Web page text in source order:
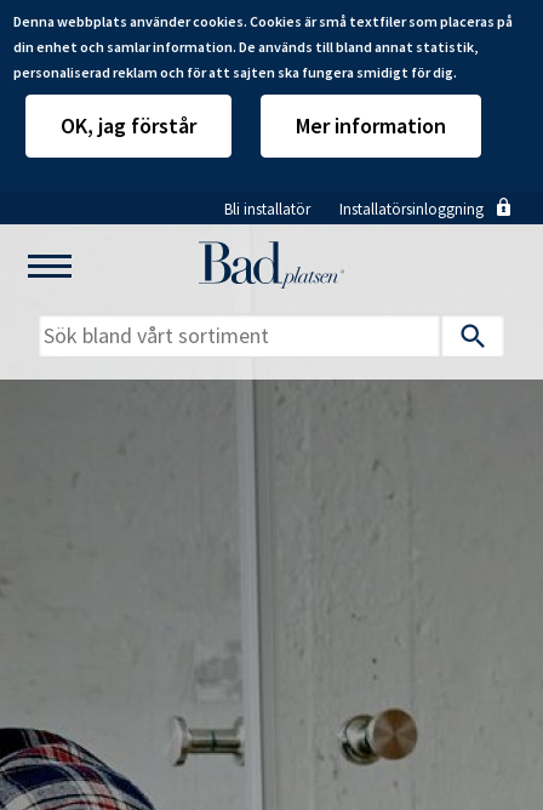
Denna webbplats använder cookies. Cookies är små textfiler som placeras på
din enhet och samlar information. De används till bland annat statistik,
personaliserad reklam och för att sajten ska fungera smidigt för dig.
OK, jag förstår Mer information
till
huvudinnehåll
Bli installatör Installatörsinloggning
Våra varumärken